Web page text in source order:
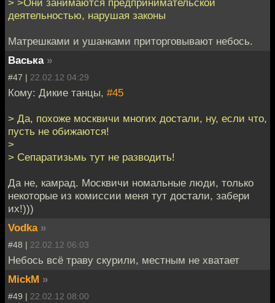
деятельностью, нарушая законы
Матрешками и ушанками приторговывают небось.
Васька »
#47 | 22.02.12 04:29
Кому: Дикие танцы, #45
> Да, похоже москвичи многих достали, ну, если что,
пусть не обижаются!
>
> Сепаратизьмь тут не разводить!
Да не, камрад. Москвичи номальные люди, только
некоторые из комиссии меня тут достали, забери
их!)))
Vodka »
#48 | 22.02.12 06:03
Небось всё траву скурили, местным не хватает
MickM »
#49 | 22.02.12 08:00